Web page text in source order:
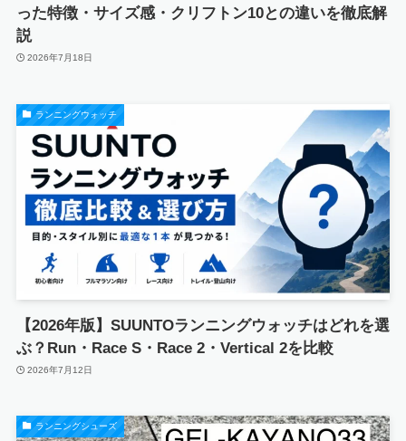
った特徴・サイズ感・クリフトン10との違いを徹底解
説
2026年7月18日
ランニングウォッチ
【2026年版】SUUNTOランニングウォッチはどれを選
ぶ？Run・Race S・Race 2・Vertical 2を比較
2026年7月12日
ランニングシューズ